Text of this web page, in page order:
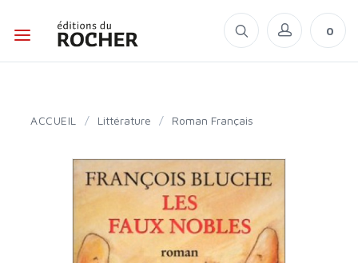
0
ACCUEIL / Littérature / Roman Français